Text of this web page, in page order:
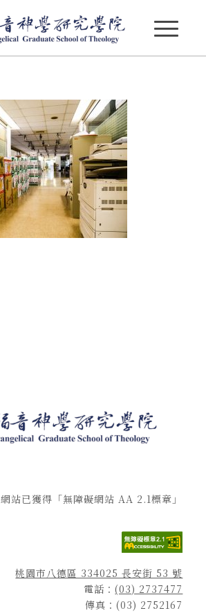
網站已獲得「無障礙網站 AA 2.1標章」
桃園市八德區 334025 長安街 53 號
電話：(03) 2737477
傳真：(03) 2752167